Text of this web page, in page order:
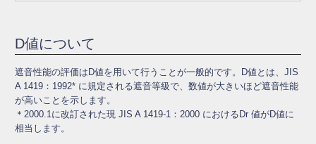
D値について
遮音性能の評価はD値を用いて行うことが一般的です。D値とは、JIS
A 1419：1992* に規定される遮音等級で、数値が大きいほど遮音性能
が高いことを示します。
＊2000.1に改訂された現 JIS A 1419-1：2000 におけるDr 値がD値に
相当します。